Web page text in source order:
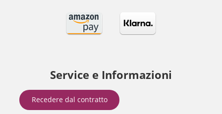
Service e Informazioni
Recedere dal contratto